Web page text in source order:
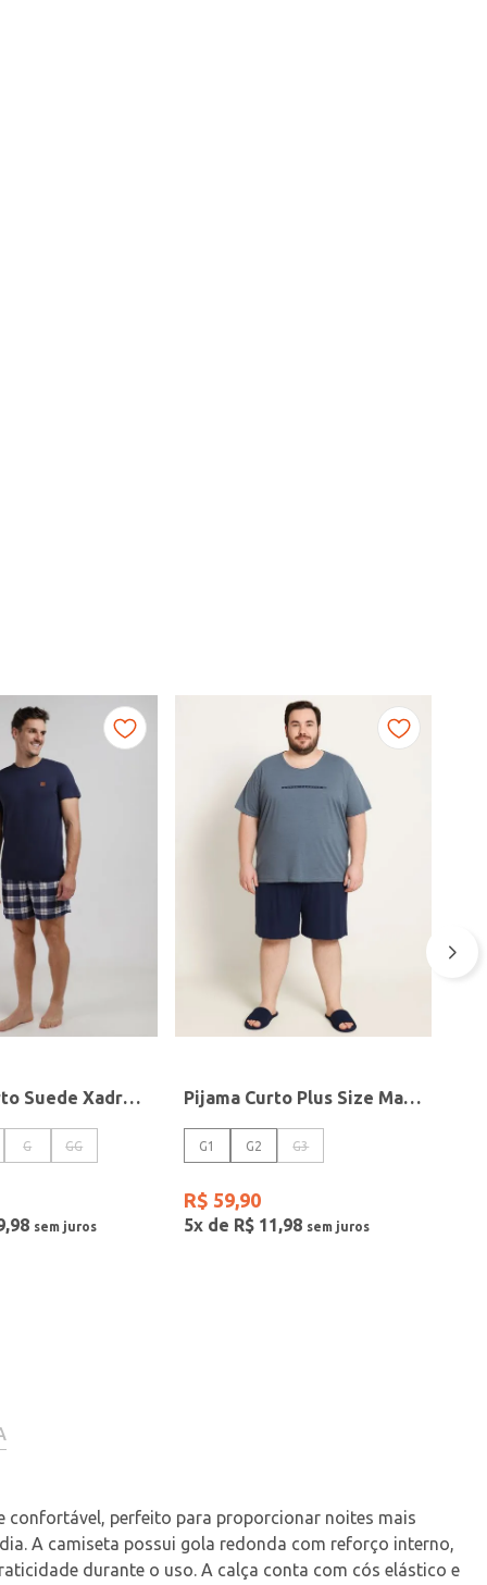
Pijama Curto Suede Xadrez Masculino MARINHO
G GG
,98
Pijama Curto Plus Size Masculino MARINHO
G1 G2 G3
R$ 59,90
5x de R$ 11,98
confortável, perfeito para proporcionar noites mais
A camiseta possui gola redonda com reforço interno,
durante o uso. A calça conta com cós elástico e